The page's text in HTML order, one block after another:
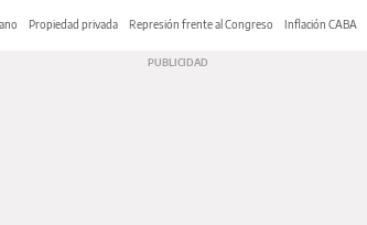
Propiedad privada Represión frente al Congreso Inflación CABA